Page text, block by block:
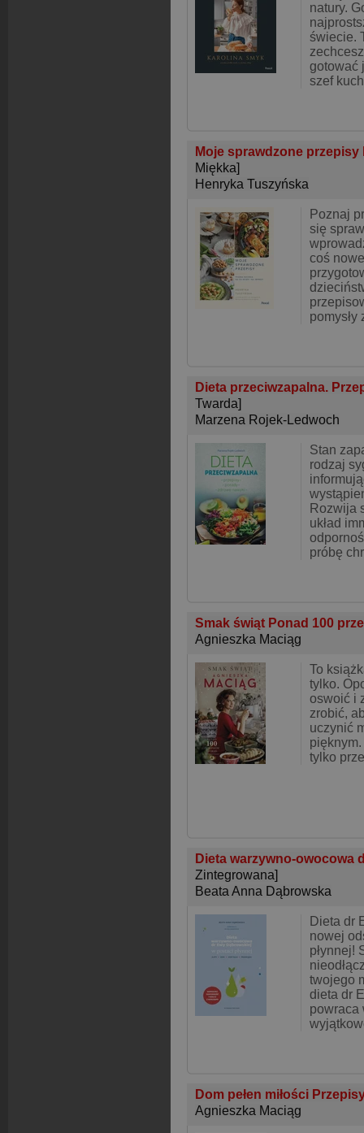
natury.
świecie.
gotować
szef
Moje sprawdzone
Miękka]
Henryka Tuszyńska
Poznaj
się
coś
pomysły
Dieta przeciwzapalna.
Twarda]
Marzena Rojek-Ledwoch
Stan
rodzaj
Rozwija
układ
próbę
Smak świąt Ponad 100
Agnieszka Maciąg
To
tylko.
oswoić i
zrobić,
uczynić
tylko
Dieta warzywno-owocowa
Zintegrowana]
Beata Anna Dąbrowska
Dieta dr
nowej
płynnej!
twojego
dieta dr
powraca
Dom pełen miłości
Agnieszka Maciąg